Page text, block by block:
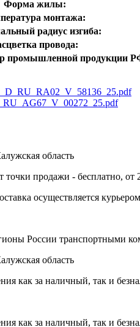
Форма жилы:
монтажа:
радиус изгиба:
провода:
промышленной продукции
область
точки продажи - бесплатно,
осуществляется
России транспортными
область
как за наличный, так и
как за наличный, так и